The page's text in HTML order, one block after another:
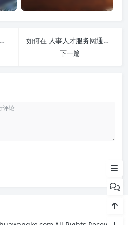
提升学习效率！人事人才服务网呼伦贝尔人才网-hlbe.chinahrt.cn 刷课方法全揭秘
如何在 人事人才服务网通用版-不加速版 平台快速完成学习任务？
下一篇